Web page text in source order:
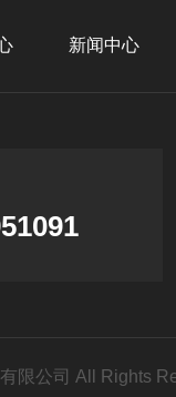
新闻中心
限公司 All Rights